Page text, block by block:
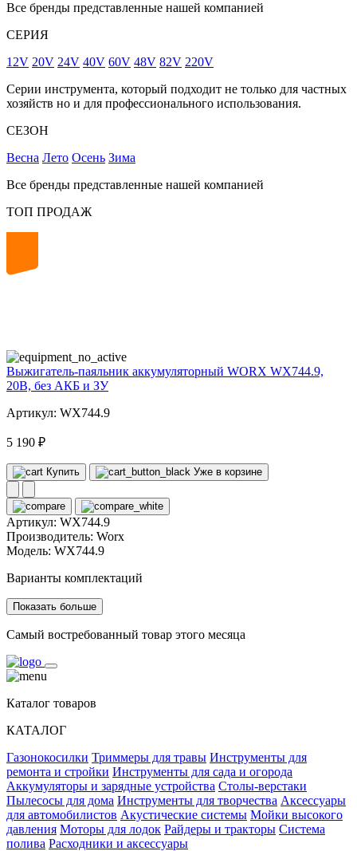
Все бренды представленные нашей компанией
СЕРИЯ
12V 20V 24V 40V 60V 48V 82V 220V
Серии инструмента, который подходит не только для частных
хозяйств но и для профессионального использования.
СЕЗОН
Весна Лето Осень Зима
Все бренды представленные нашей компанией
ТОП ПРОДАЖ
Выжигатель-паяльник аккумуляторный WORX WX744.9,
20В, без АКБ и ЗУ
Артикул: WX744.9
5 190 ₽
Купить Уже в корзине
Артикул: WX744.9
Производитель: Worx
Модель: WX744.9
Варианты комплектаций
Показать больше
Самый востребованный товар этого месяца
Каталог товаров
КАТАЛОГ
Газонокосилки Триммеры для травы Инструменты для
ремонта и стройки Инструменты для сада и огорода
Аккумуляторы и зарядные устройства Столы-верстаки
Пылесосы для дома Инструменты для творчества Аксессуары
для автомобилистов Акустические системы Мойки высокого
давления Моторы для лодок Райдеры и тракторы Система
полива Расходники и аксессуары